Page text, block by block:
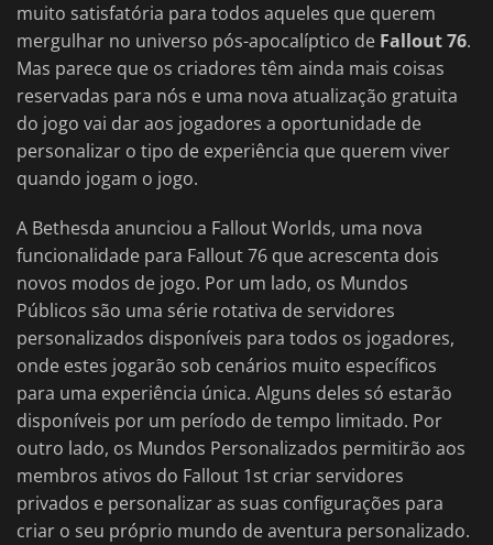
muito satisfatória para todos aqueles que querem
mergulhar no universo pós-apocalíptico de Fallout 76.
Mas parece que os criadores têm ainda mais coisas
reservadas para nós e uma nova atualização gratuita
do jogo vai dar aos jogadores a oportunidade de
personalizar o tipo de experiência que querem viver
quando jogam o jogo.
A Bethesda anunciou a Fallout Worlds, uma nova
funcionalidade para Fallout 76 que acrescenta dois
novos modos de jogo. Por um lado, os Mundos
Públicos são uma série rotativa de servidores
personalizados disponíveis para todos os jogadores,
onde estes jogarão sob cenários muito específicos
para uma experiência única. Alguns deles só estarão
disponíveis por um período de tempo limitado. Por
outro lado, os Mundos Personalizados permitirão aos
membros ativos do Fallout 1st criar servidores
privados e personalizar as suas configurações para
criar o seu próprio mundo de aventura personalizado.